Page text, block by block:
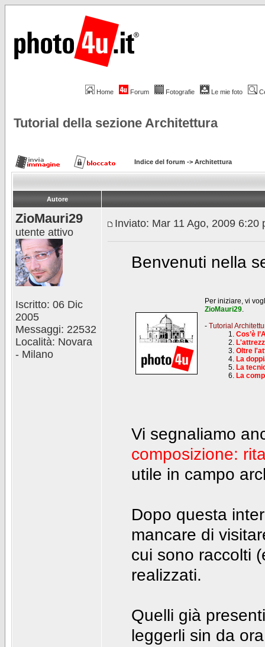
Home Forum Fotografie Le mie foto
Tutorial della sezione Architettura
Indice del forum -> Architettura
Autore
ZioMauri29
utente attivo
Iscritto: 06 Dic
2005
Messaggi: 22532
Località: Novara
- Milano
Inviato: Mar 11 Ago, 2009 6:20
Benvenuti nella
Per iniziare, vi
ZioMauri29.
- Tutorial
1. Cos’è
2.
3. Oltre
4. La
5. La
6. La
Vi segnaliamo
composizione:
utile in campo
Dopo questa
mancare di
cui sono raccolti
realizzati.
Quelli già
leggerli sin da